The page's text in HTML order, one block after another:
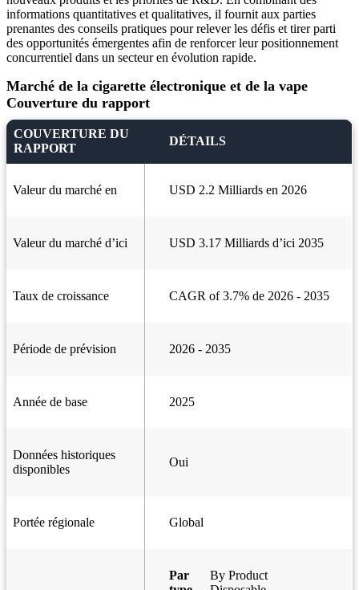
informations quantitatives et qualitatives, il fournit aux parties
prenantes des conseils pratiques pour relever les défis et tirer parti
des opportunités émergentes afin de renforcer leur positionnement
concurrentiel dans un secteur en évolution rapide.
Marché de la cigarette électronique et de la vape
Couverture du rapport
COUVERTURE DU
RAPPORT
DÉTAILS
Valeur du marché en USD 2.2 Milliards en 2026
Valeur du marché d’ici USD 3.17 Milliards d’ici 2035
Taux de croissance CAGR of 3.7% de 2026 - 2035
Période de prévision 2026 - 2035
Année de base 2025
Données historiques
disponibles
Oui
Portée régionale Global
Par
By Product